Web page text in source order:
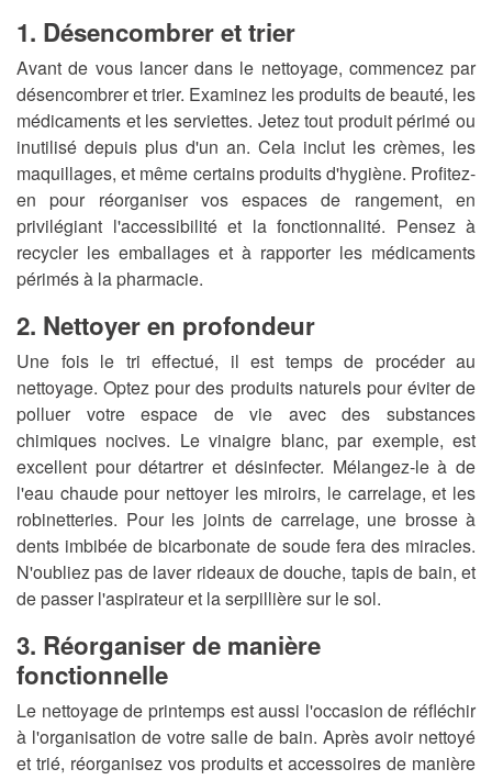
1. Désencombrer et trier
Avant de vous lancer dans le nettoyage, commencez par
désencombrer et trier. Examinez les produits de beauté, les
médicaments et les serviettes. Jetez tout produit périmé ou
inutilisé depuis plus d'un an. Cela inclut les crèmes, les
maquillages, et même certains produits d'hygiène. Profitez-
en pour réorganiser vos espaces de rangement, en
privilégiant l'accessibilité et la fonctionnalité. Pensez à
recycler les emballages et à rapporter les médicaments
périmés à la pharmacie.
2. Nettoyer en profondeur
Une fois le tri effectué, il est temps de procéder au
nettoyage. Optez pour des produits naturels pour éviter de
polluer votre espace de vie avec des substances
chimiques nocives. Le vinaigre blanc, par exemple, est
excellent pour détartrer et désinfecter. Mélangez-le à de
l'eau chaude pour nettoyer les miroirs, le carrelage, et les
robinetteries. Pour les joints de carrelage, une brosse à
dents imbibée de bicarbonate de soude fera des miracles.
N'oubliez pas de laver rideaux de douche, tapis de bain, et
de passer l'aspirateur et la serpillière sur le sol.
3. Réorganiser de manière
fonctionnelle
Le nettoyage de printemps est aussi l'occasion de réfléchir
à l'organisation de votre salle de bain. Après avoir nettoyé
et trié, réorganisez vos produits et accessoires de manière